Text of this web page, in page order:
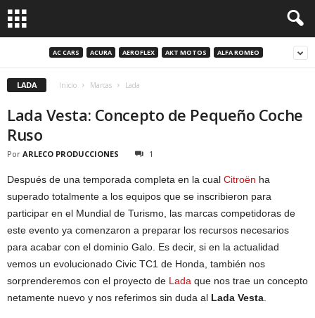
AC CARS ACURA AEROFLEX AKT MOTOS ALFA ROMEO
LADA Inicio Marcas Lada
Lada Vesta: Concepto de Pequeño Coche
Ruso
Por ARLECO PRODUCCIONES 1
Después de una temporada completa en la cual Citroën ha
superado totalmente a los equipos que se inscribieron para
participar en el Mundial de Turismo, las marcas competidoras de
este evento ya comenzaron a preparar los recursos necesarios
para acabar con el dominio Galo. Es decir, si en la actualidad
vemos un evolucionado Civic TC1 de Honda, también nos
sorprenderemos con el proyecto de Lada que nos trae un concepto
netamente nuevo y nos referimos sin duda al Lada Vesta